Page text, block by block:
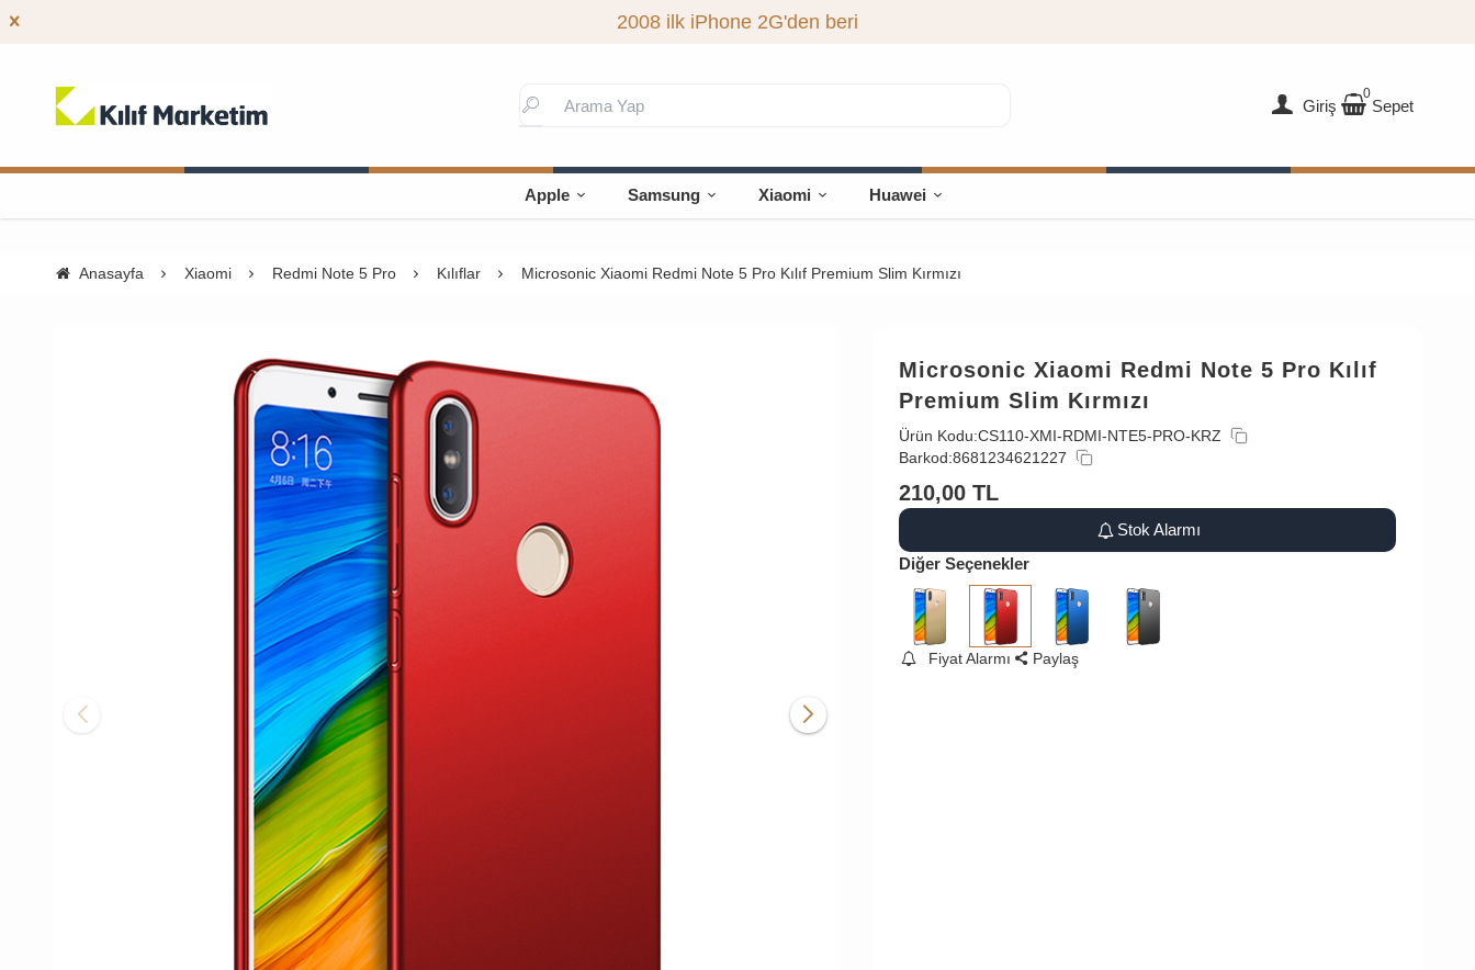
2008 ilk iPhone 2G'den beri
Giriş
0
Sepet
Apple Samsung Xiaomi Huawei
Anasayfa Xiaomi Redmi Note 5 Pro Kılıflar Microsonic Xiaomi Redmi Note 5 Pro Kılıf Premium Slim Kırmızı
Microsonic Xiaomi Redmi Note 5 Pro Kılıf
Premium Slim Kırmızı
Ürün Kodu:CS110-XMI-RDMI-NTE5-PRO-KRZ
Barkod:8681234621227
210,00 TL
Stok Alarmı
Diğer Seçenekler
Fiyat Alarmı Paylaş